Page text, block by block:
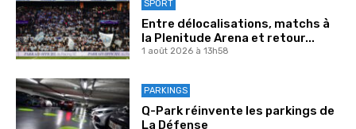
SPORT
Entre délocalisations, matchs à
la Plenitude Arena et retour...
1 août 2026 à 13h58
PARKINGS
Q-Park réinvente les parkings de
La Défense